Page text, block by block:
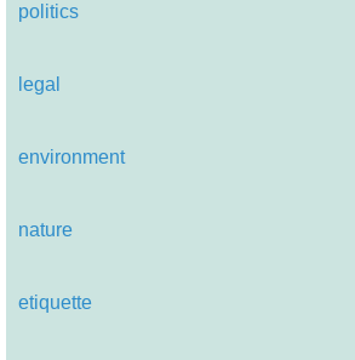
politics
legal
environment
nature
etiquette